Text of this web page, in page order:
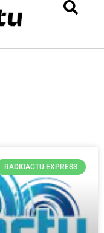
RADIOACTU EXPRESS